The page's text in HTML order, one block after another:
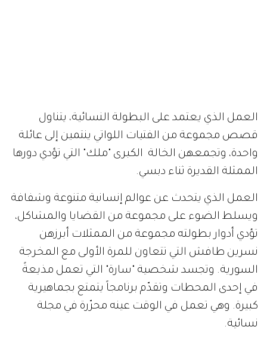
العمل الذي يعتمد على البطولة النسائية، يتناول
قصص مجموعة من الفتيات اللواتي ينتمين إلى عائلة
واحدة، وتجمعهن الخالة الكبرى "ملك" التي تؤدي دورها
الممثلة القديرة ثناء دبسي.
العمل الذي يتحدث عن عوالم إنسانية متنوعة وشفافة
ويسلط الضوء على مجموعة من القضايا والمشاكل،
تؤدي أدوار بطولته مجموعة من الممثلات أبرزهن
نسرين طافش التي تتعاون للمرة الأولى مع المخرجة
السورية. وتجسد شخصية "سارة" التي تعمل مذيعةً
في إحدى المحطات وتقدّم برنامجاً يتمتع بجماهيرية
كبيرة. وهي تعمل في الوقت عينه محرّرة في مجلة
نسائية.